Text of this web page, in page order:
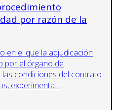
por razón de la
en el que la adjudicación
por el órgano de
condiciones del contrato
experimenta…